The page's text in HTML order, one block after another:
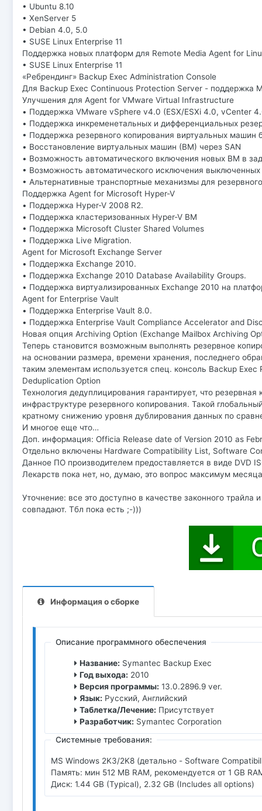
• Ubuntu 8.10
• XenServer 5
• Debian 4.0, 5.0
• SUSE Linux Enterprise 11
Поддержка новых платформ для Remote Media Agent for
• SUSE Linux Enterprise 11
«Ребрендинг» Backup Exec Administration Console
Для Backup Exec Continuous Protection Server - поддержка
Улучшения для Agent for VMware Virtual Infrastructure
• Поддержка VMware vSphere v4.0 (ESX/ESXi 4.0, vCenter
• Поддержка инкременетальных и дифференциальных
• Поддержка резервного копирования виртуальных машин
• Восстановление виртуальных машин (ВМ) через SAN
• Возможность автоматического включения новых ВМ в
• Возможность автоматического исключения
• Альтернативные транспортные механизмы для
Поддержка Agent for Microsoft Hyper-V
• Поддержка Hyper-V 2008 R2.
• Поддержка кластеризованных Hyper-V ВМ
• Поддержка Microsoft Cluster Shared Volumes
• Поддержка Live Migration.
Agent for Microsoft Exchange Server
• Поддержка Exchange 2010.
• Поддержка Exchange 2010 Database Availability Groups.
• Поддержка виртуализированных Exchange 2010 на
Agent for Enterprise Vault
• Поддержка Enterprise Vault 8.0.
• Поддержка Enterprise Vault Compliance Accelerator and
Новая опция Archiving Option (Exchange Mailbox Archiving
Теперь становится возможным выполнять резервное
на основании размера, времени хранения, последнего
таким элементам используется спец. консоль Backup Exec
Deduplication Option
Технология дедуплицирования гарантирует, что
инфраструктуре резервного копирования. Такой
кратному снижению уровня дублирования данных по
И многое еще что…
Доп. информация: Officia Release date of Version 2010 as
Отдельно включены Hardware Compatibility List, Software
Данное ПО производителем предоставляется в виде DVD
Лекарств пока нет, но, думаю, это вопрос максимум
Уточнение: все это доступно в качестве законного
совпадают. Тбл пока есть ;-)))
Информация о сборке
Описание программного обеспечения
Название: Symantec Backup Exec
Год выхода: 2010
Версия программы: 13.0.2896.9 ver.
Язык: Русский, Английский
Таблетка/Лечение: Присутствует
Разработчик: Symantec Corporation
Системные требования:
MS Windows 2K3/2K8 (детально - Software
Память: мин 512 MB RAM, рекомендуется от 1 GB
Диск: 1.44 GB (Typical), 2.32 GB (Includes all options)